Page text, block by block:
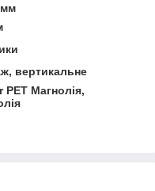
мм
вертикальне
PET Магнолія,